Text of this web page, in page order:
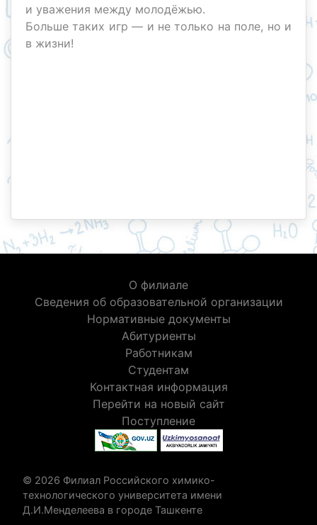
и уважения между молодёжью.
Больше таких игр — и не только на поле, но и
в жизни!
О филиале
Сведения об образовательной организации
Нормативные документы
Абитуриенты
Работникам
Студентам
Контактная информация
Перейти на новый сайт
Поступление
© 2026 Филиал Российского химико-
технологического университета имени
Д.И.Менделеева в городе Ташкенте